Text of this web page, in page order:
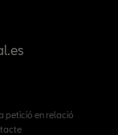
petició en relació